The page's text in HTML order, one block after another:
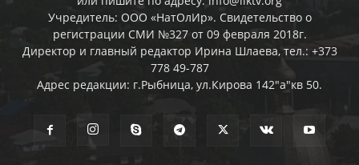
Учредитель: ООО «НатОлИр». Свидетельство о
регистрации СМИ №327 от 09 февраля 2018г.
Директор и главный редактор Ирина Шлаева, тел.: +373
778 49-787
Адрес редакции: г.Рыбница, ул.Кирова 142"а"кв 50.